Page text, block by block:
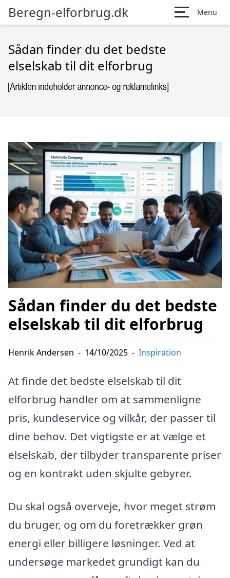
Beregn-elforbrug.dk Menu
Sådan finder du det bedste
elselskab til dit elforbrug
Sådan finder du det bedste
elselskab til dit elforbrug
Henrik Andersen - 14/10/2025 - Inspiration
At finde det bedste elselskab til dit
elforbrug handler om at sammenligne
pris, kundeservice og vilkår, der passer til
dine behov. Det vigtigste er at vælge et
elselskab, der tilbyder transparente priser
og en kontrakt uden skjulte gebyrer.
Du skal også overveje, hvor meget strøm
du bruger, og om du foretrækker grøn
energi eller billigere løsninger. Ved at
undersøge markedet grundigt kan du